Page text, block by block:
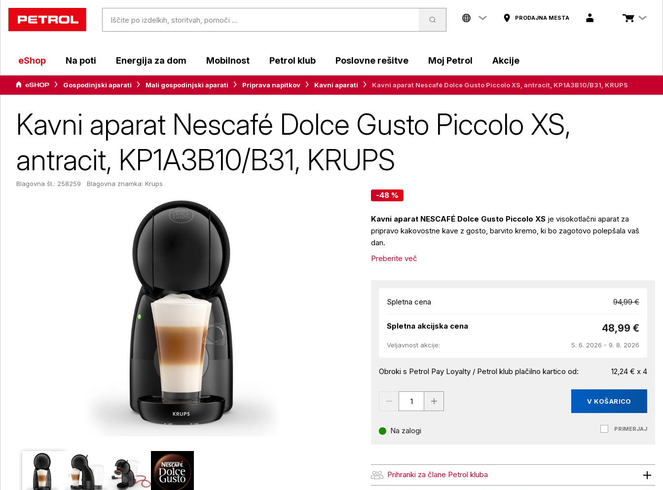
PRODAJNA MESTA
eShop Na poti Energija za dom Mobilnost Petrol klub Poslovne rešitve Moj Petrol Akcije
Gospodinjski aparati Mali gospodinjski aparati Priprava napitkov Kavni aparati Kavni aparat Nescafé Dolce Gusto Piccolo XS, antracit, KP1A3B10/B31, KRUPS
Kavni aparat Nescafé Dolce Gusto Piccolo XS,
antracit, KP1A3B10/B31, KRUPS
Blagovna št.: 258259 Blagovna znamka: Krups
-48 %
Kavni aparat NESCAFÉ Dolce Gusto Piccolo XS je visokotlačni aparat za
pripravo kakovostne kave z gosto, barvito kremo, ki bo zagotovo polepšala vaš
dan.
Preberite več
Spletna cena 94,99 €
Spletna akcijska cena 48,99 €
Veljavnost akcije: 5. 6. 2026 - 9. 8. 2026
Obroki s Petrol Pay Loyalty / Petrol klub plačilno kartico od: 12,24 € x 4
V KOŠARICO
Na zalogi PRIMERJAJ
Prihranki za člane Petrol kluba
Prihranki za člane Petrol kluba